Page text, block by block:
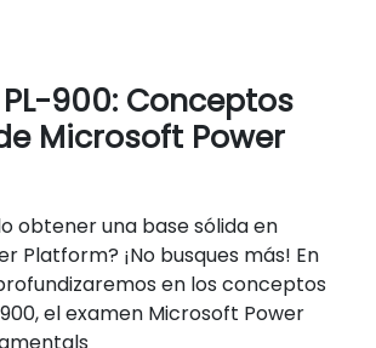
900: Conceptos
Microsoft Power
obtener una base sólida en
Platform? ¡No busques más! En
en los conceptos
el examen Microsoft Power